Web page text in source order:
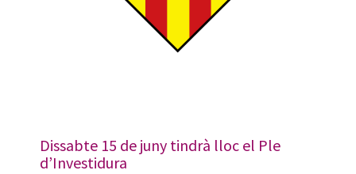
Dissabte 15 de juny tindrà lloc el Ple
d’Investidura